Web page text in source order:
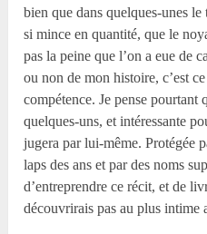
bien que dans quelques-unes
si mince en quantité, que le
pas la peine que l’on a eue de
ou non de mon histoire, c’est
compétence. Je pense pourtant
quelques-uns, et intéressante
jugera par lui-même. Protégée
laps des ans et par des noms
d’entreprendre ce récit, et de
découvrirais pas au plus intime